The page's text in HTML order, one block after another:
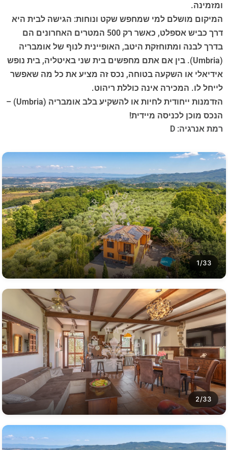
ומזמינה.
המיקום מושלם למי שמחפש שקט ונוחות: הגישה לבית היא
דרך כביש אספלט, כאשר רק 500 המטרים האחרונים הם
בדרך לבנה ומתוחזקת היטב, האופיינית לנוף של אומבריה
(Umbria). בין אם אתם מחפשים בית שני באיטליה, בית נופש
אידיאלי או השקעה בטוחה, נכס זה מציע את כל מה שאפשר
לייחל לו. המכירה אינה כוללת ריהוט.
הזדמנות ייחודית לחיות או להשקיע בלב אומבריה (Umbria) –
הנכס מוכן לכניסה מיידית!
רמת אנרגיה: D
1/33
2/33